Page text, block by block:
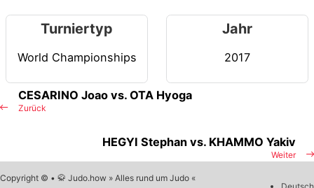
Turniertyp
World Championships
Jahr
2017
Zurück
CESARINO Joao vs. OTA Hyoga
Weiter
HEGYI Stephan vs. KHAMMO Yakiv
Copyright © • 🥋 Judo.how » Alles rund um Judo «